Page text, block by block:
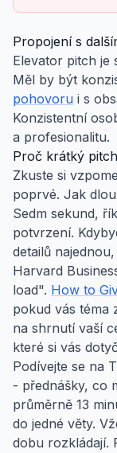
Propojení s
Elevator pitch je
Měl by být
pohovoru i s
Konzistentní
a profesionalitu.
Proč krátký
Zkuste si
poprvé. Jak
Sedm sekund,
potvrzení.
detailů
Harvard
load". How to
pokud vás téma
na shrnutí vaší
které si vás
Podívejte se na
- přednášky, co
průměrně 13
do jedné věty.
dobu rozkládají.